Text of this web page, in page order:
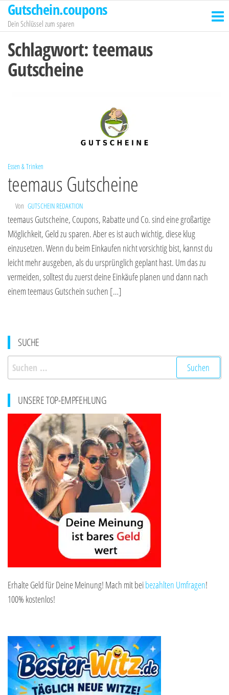
Zum
Inhalt
springen
Gutschein.coupons
Dein Schlüssel zum sparen
Schlagwort:teemaus
Gutscheine
Essen & Trinken
teemaus Gutscheine
Von GUTSCHEIN REDAKTION
teemaus Gutscheine, Coupons, Rabatte und Co. sind eine großartige
Möglichkeit, Geld zu sparen. Aber es ist auch wichtig, diese klug
einzusetzen. Wenn du beim Einkaufen nicht vorsichtig bist, kannst du
leicht mehr ausgeben, als du ursprünglich geplant hast. Um das zu
vermeiden, solltest du zuerst deine Einkäufe planen und dann nach
einem teemaus Gutschein suchen […]
SUCHE
Suchen
nach:
UNSERE TOP-EMPFEHLUNG
Erhalte Geld für Deine Meinung! Mach mit beibezahlten Umfragen!
100% kostenlos!